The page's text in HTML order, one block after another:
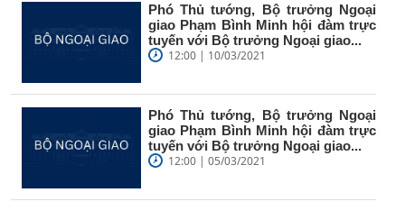
Phó Thủ tướng, Bộ trưởng Ngoại
giao Phạm Bình Minh hội đàm trực
tuyến với Bộ trưởng Ngoại giao...
12:00 | 10/03/2021
Phó Thủ tướng, Bộ trưởng Ngoại
giao Phạm Bình Minh hội đàm trực
tuyến với Bộ trưởng Ngoại giao...
12:00 | 05/03/2021